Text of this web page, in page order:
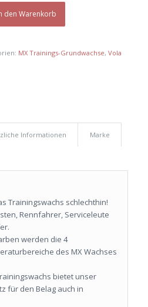
den Warenkorb
MX Trainings-Grundwachse, Vola
Informationen Marke
Trainingswachs schlechthin!
Rennfahrer, Serviceleute
werden die 4
des MX Wachses
bietet unser
für den Belag auch in